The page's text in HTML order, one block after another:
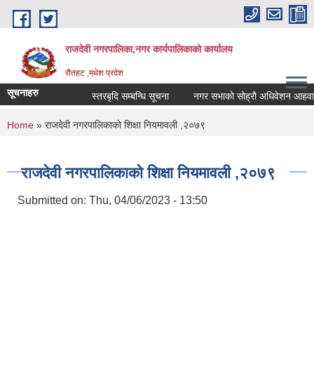
Skip to main content
राजदेवी नगरपालिका,नगर कार्यपालिकाको कार्यालय
रौतहट ,मधेश प्रदेश
सूचनाहरु स्तरबृदि सम्बन्धि सूचना नगर सभाको सोह्रौ अधिवेशन आहवान
You are here
Home » राजदेवी नगरपालिकाको शिक्षा नियमावली ,२०७९
राजदेवी नगरपालिकाको शिक्षा नियमावली ,२०७९
Submitted on: Thu, 04/06/2023 - 13:50